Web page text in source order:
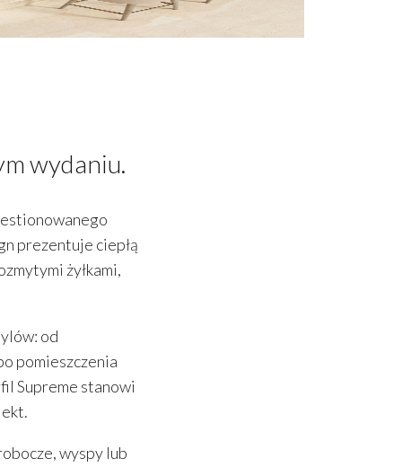
wydaniu.
prezentuje ciepłą
żyłkami,
od
pomieszczenia
Supreme stanowi
wyspy lub